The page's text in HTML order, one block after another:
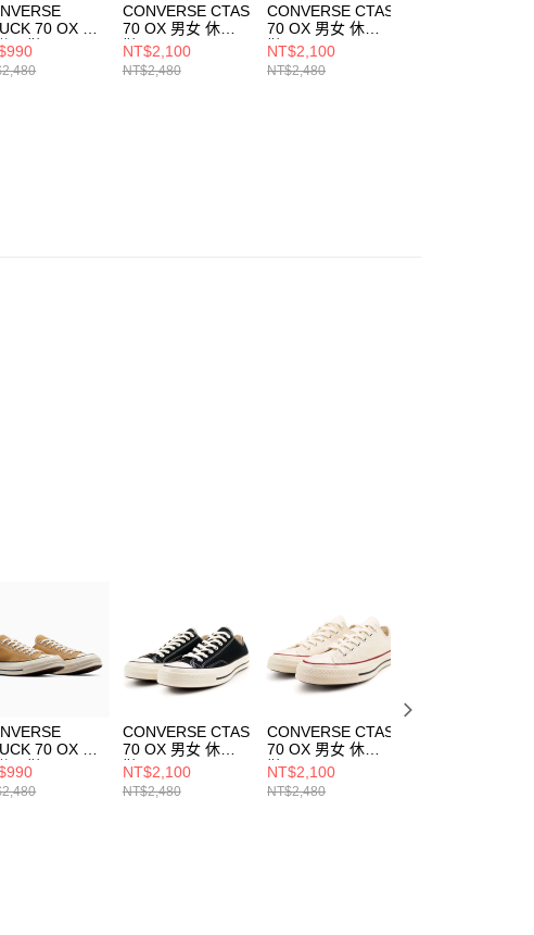
70 OX 男
閒鞋
CONVERSE CTAS
70 OX 男女 休閒
鞋 162058C
NT$2,100
NT$2,480
CONVERSE CTAS
70 OX 男女 休閒
鞋 162062C
NT$2,100
NT$2,480
70 OX 男
閒鞋
CONVERSE CTAS
70 OX 男女 休閒
鞋 162058C
NT$2,100
NT$2,480
CONVERSE CTAS
70 OX 男女 休閒
鞋 162062C
NT$2,100
NT$2,480